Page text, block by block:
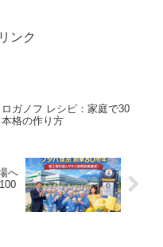
ンク
ガノフ レシピ：家庭で30
格の作り方
へ